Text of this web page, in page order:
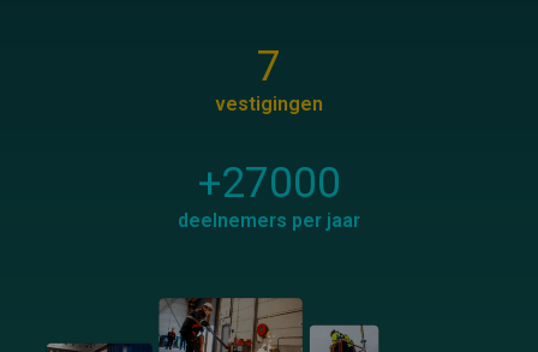
7
vestigingen
+27000
deelnemers per jaar